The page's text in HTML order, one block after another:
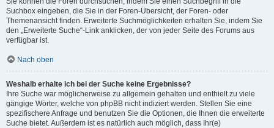
Suchbox eingeben, die Sie in der Foren-Übersicht, der Foren- oder
Themenansicht finden. Erweiterte Suchmöglichkeiten erhalten Sie, indem Sie
den „Erweiterte Suche“-Link anklicken, der von jeder Seite des Forums aus
verfügbar ist.
Nach oben
Weshalb erhalte ich bei der Suche keine Ergebnisse?
Ihre Suche war möglicherweise zu allgemein gehalten und enthielt zu viele
gängige Wörter, welche von phpBB nicht indiziert werden. Stellen Sie eine
spezifischere Anfrage und benutzen Sie die Optionen, die Ihnen die erweiterte
Suche bietet. Außerdem ist es natürlich auch möglich, dass Ihr(e)